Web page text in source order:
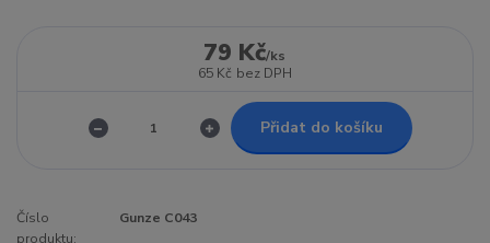
79 Kč/ks
65 Kč bez DPH
Přidat do košíku
Číslo
produktu:
Gunze C043